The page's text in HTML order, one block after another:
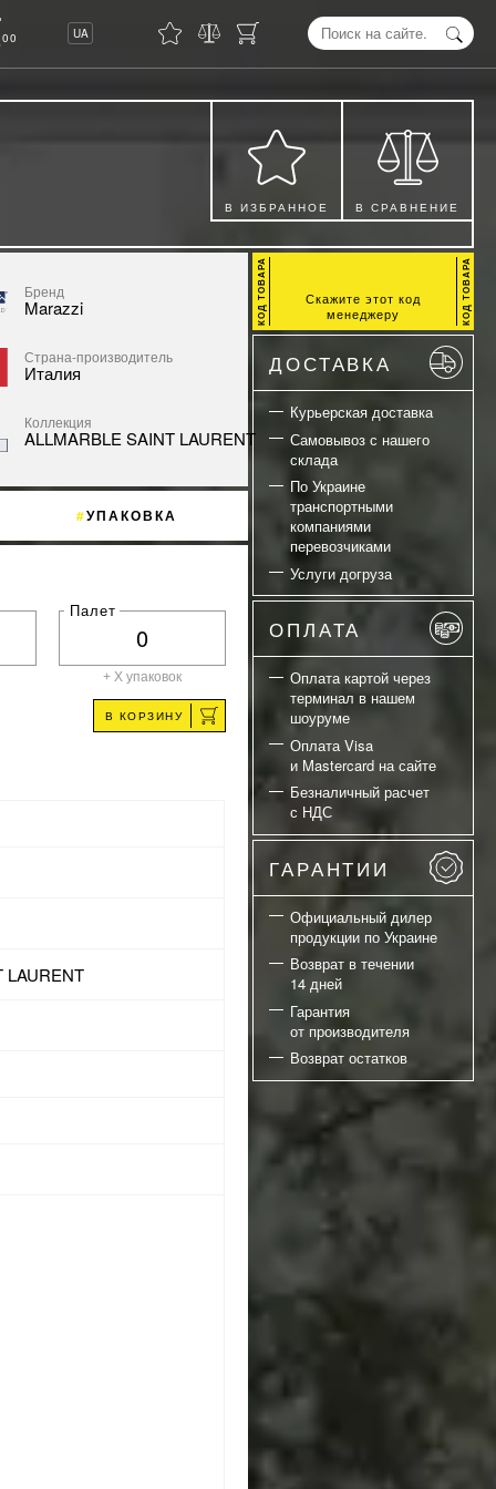
00 UA
В ИЗБРАННОЕ В СРАВНЕНИЕ
Бренд
Marazzi
Страна-производитель
Италия
Коллекция
ALLMARBLE SAINT LAURENT
УПАКОВКА
Палет
+ X упаковок
В КОРЗИНУ
LAURENT
Скажите этот код
менеджеру
ДОСТАВКА
Курьерская доставка
Самовывоз с нашего
склада
По Украине
транспортными
компаниями
перевозчиками
Услуги догруза
ОПЛАТА
Оплата картой через
терминал в нашем
шоуруме
Оплата Visa
и Mastercard на сайте
Безналичный расчет
с НДС
ГАРАНТИИ
Официальный дилер
продукции по Украине
Возврат в течении
14 дней
Гарантия
от производителя
Возврат остатков